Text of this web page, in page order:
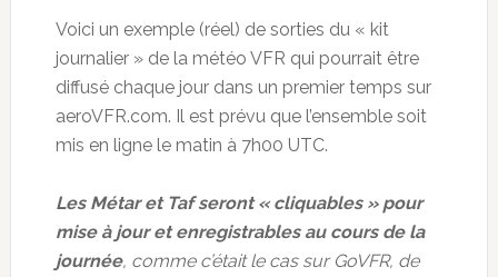
Voici un exemple (réel) de sorties du « kit
journalier » de la météo VFR qui pourrait être
diffusé chaque jour dans un premier temps sur
aeroVFR.com. Il est prévu que l’ensemble soit
mis en ligne le matin à 7h00 UTC.
Les Métar et Taf seront « cliquables » pour
mise à jour et enregistrables au cours de la
journée, comme c’était le cas sur GoVFR, de